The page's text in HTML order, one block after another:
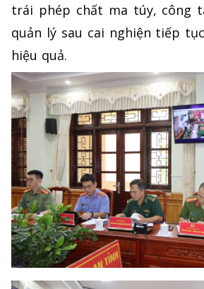
trái phép chất ma túy, công
quản lý sau cai nghiện tiếp
hiệu quả.